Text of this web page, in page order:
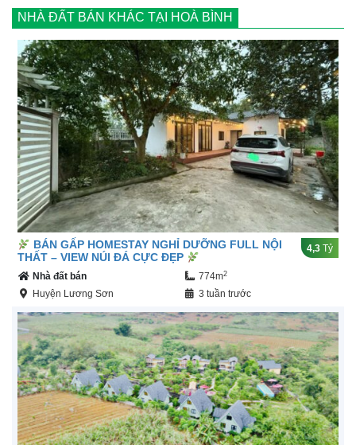
NHÀ ĐẤT BÁN KHÁC TẠI HOÀ BÌNH
BÁN GẤP HOMESTAY NGHỈ DƯỠNG FULL NỘI
THẤT – VIEW NÚI ĐÁ CỰC ĐẸP
4,3 Tỷ
Nhà đất bán 774m2
Huyện Lương Sơn 3 tuần trước